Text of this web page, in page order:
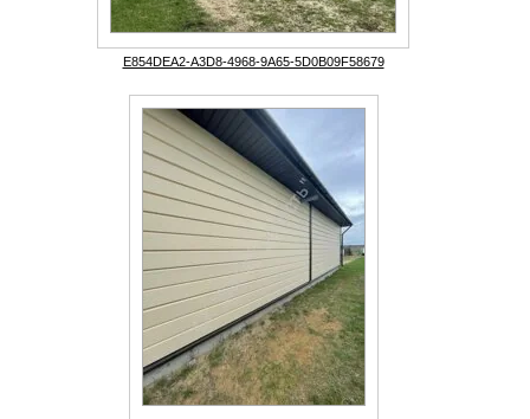
E854DEA2-A3D8-4968-9A65-5D0B09F58679